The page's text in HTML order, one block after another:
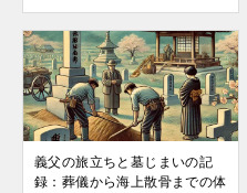
義父の旅立ちと墓じまいの記
録：葬儀から海上散骨までの体